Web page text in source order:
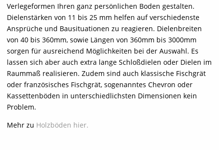
Verlegeformen Ihren ganz persönlichen Boden gestalten.
Dielenstärken von 11 bis 25 mm helfen auf verschiedenste
Ansprüche und Bausituationen zu reagieren. Dielenbreiten
von 40 bis 360mm, sowie Längen von 360mm bis 3000mm
sorgen für ausreichend Möglichkeiten bei der Auswahl. Es
lassen sich aber auch extra lange Schloßdielen oder Dielen im
Raummaß realisieren. Zudem sind auch klassische Fischgrät
oder französisches Fischgrät, sogenanntes Chevron oder
Kassettenböden in unterschiedlichsten Dimensionen kein
Problem.
Mehr zu Holzböden hier.